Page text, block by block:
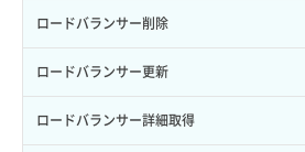
サーバー利用状況グラフ（ディスクIO）
サーバー利用状況グラフ（トラフィック）
サーバー削除
ポート削除
ポート更新
ポート詳細取得
ロードバランサー削除
ロードバランサー更新
ロードバランサー詳細取得